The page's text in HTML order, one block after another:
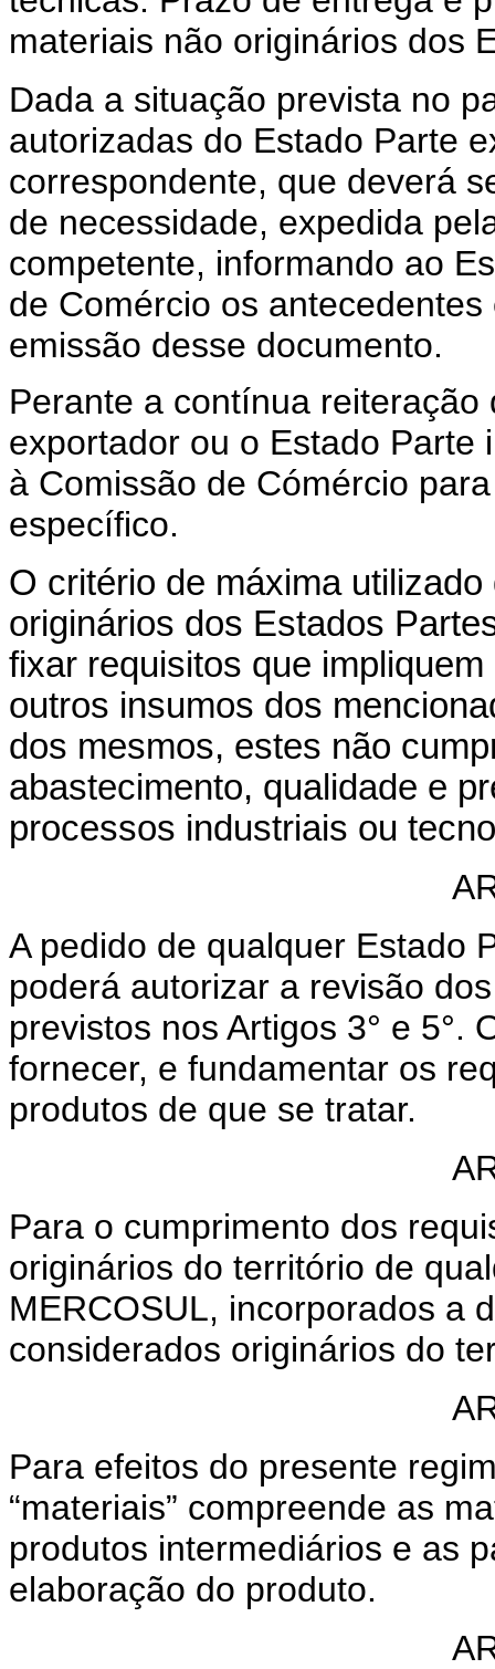
materiais não originários dos
Dada a situação prevista no
autorizadas do Estado Parte
correspondente, que deverá
de necessidade, expedida
competente, informando ao
de Comércio os
emissão desse documento.
Perante a contínua
exportador ou o Estado Parte
à Comissão de Cómércio
específico.
O critério de máxima
originários dos Estados
fixar requisitos que
outros insumos dos
dos mesmos, estes não
abastecimento, qualidade e
processos industriais ou
A pedido de qualquer Estado
poderá autorizar a revisão
previstos nos Artigos 3° e 5°.
fornecer, e fundamentar os
produtos de que se tratar.
Para o cumprimento dos
originários do território de
MERCOSUL, incorporados a
considerados originários do
Para efeitos do presente
“materiais” compreende as
produtos intermediários e as
elaboração do produto.